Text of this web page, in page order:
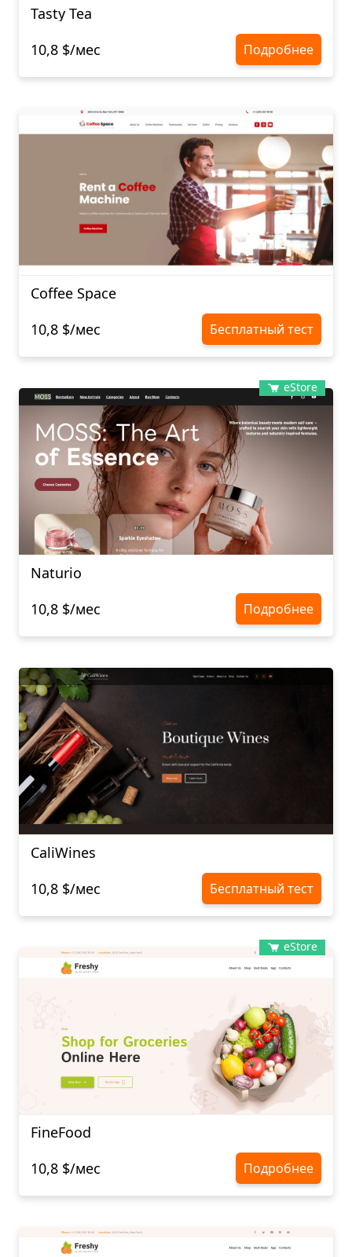
Tasty Tea
10,8 $/мес
Подробнее
Coffee Space
10,8 $/мес
Бесплатный тест
eStore
Naturio
10,8 $/мес
Подробнее
CaliWines
10,8 $/мес
Бесплатный тест
eStore
FineFood
10,8 $/мес
Подробнее